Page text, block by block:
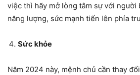
việc thì hãy mở lòng tâm sự với người
năng lượng, sức mạnh tiến lên phía
Sức khỏe
Năm 2024 này, mệnh chủ cần thay